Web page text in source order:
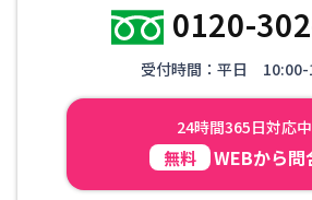
0120-
受付時間：平日 10:00-
24時間365日対応中
無料 WEBから問